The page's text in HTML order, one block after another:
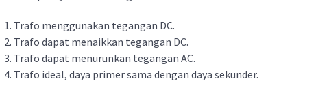
Trafo menggunakan tegangan DC.
Trafo dapat menaikkan tegangan DC.
Trafo dapat menurunkan tegangan AC.
Trafo ideal, daya primer sama dengan daya sekunder.